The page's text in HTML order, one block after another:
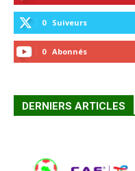
0 Suiveurs
0 Abonnés
DERNIERS ARTICLES